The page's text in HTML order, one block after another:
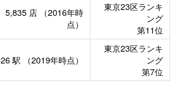
5,835 店
（2016年時
点）
東京23区ランキ
ング
第11位
26駅 （2019年時点）
東京23区ランキ
ング
第7位